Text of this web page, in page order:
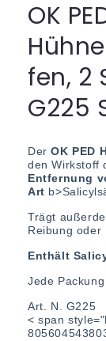
öffnen
OK
fen, 2
G225
DerOK PED
den Wirkstoff
Entfernung
Art
Trägt
Reibung oder
Enthält
Jede
Art. N. G225
< span